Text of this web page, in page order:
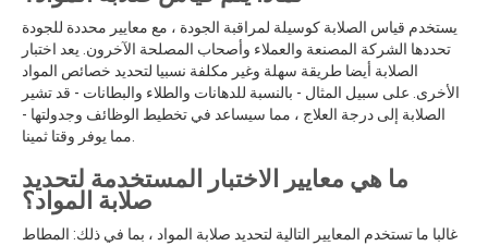
يستخدم قياس الصلابة كوسيلة لمراقبة الجودة ، مع معايير محددة للجودة
تحددها الشركة المصنعة والعملاء وأصحاب المصلحة الآخرون. يعد اختبار
الصلابة أيضا طريقة سهلة وغير مكلفة نسبيا لتحديد خصائص المواد
الأخرى. على سبيل المثال - بالنسبة للدهانات والطلاء والبطانات - قد تشير
الصلابة إلى درجة العلاج ، مما سيساعد في تخطيط الوظائف وجدولتها -
ما هي معايير الاختبار المستخدمة لتحديد
صلابة المواد؟
غالبا ما تستخدم المعايير التالية لتحديد صلابة المواد ، بما في ذلك: المطاط